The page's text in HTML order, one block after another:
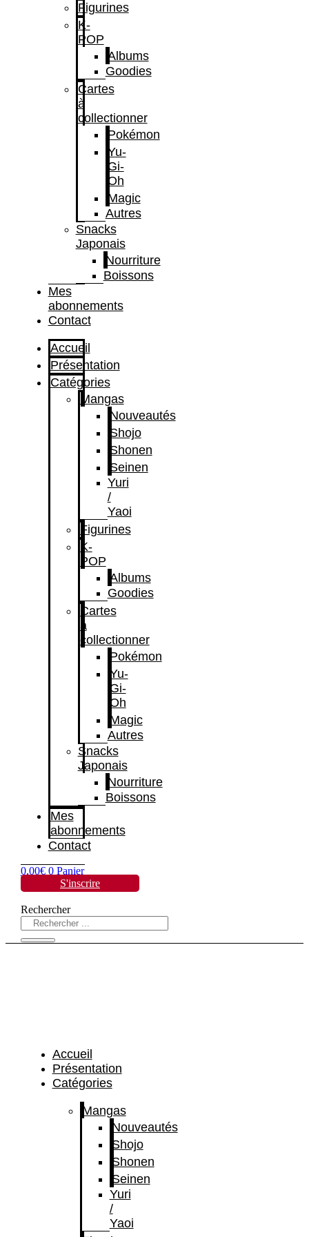
Figurines
K-
POP
Albums
Goodies
Cartes
à
collectionner
Pokémon
Yu-
Gi-
Oh
Magic
Autres
Snacks
Japonais
Nourriture
Boissons
Mes
abonnements
Contact
Accueil
Présentation
Catégories
Mangas
Nouveautés
Shojo
Shonen
Seinen
Yuri
/
Yaoi
Figurines
K-
POP
Albums
Goodies
Cartes
à
collectionner
Pokémon
Yu-
Gi-
Oh
Magic
Autres
Snacks
Japonais
Nourriture
Boissons
Mes
abonnements
Contact
0,00€ 0 Panier
S'inscrire
Rechercher
Accueil
Présentation
Catégories
Mangas
Nouveautés
Shojo
Shonen
Seinen
Yuri
/
Yaoi